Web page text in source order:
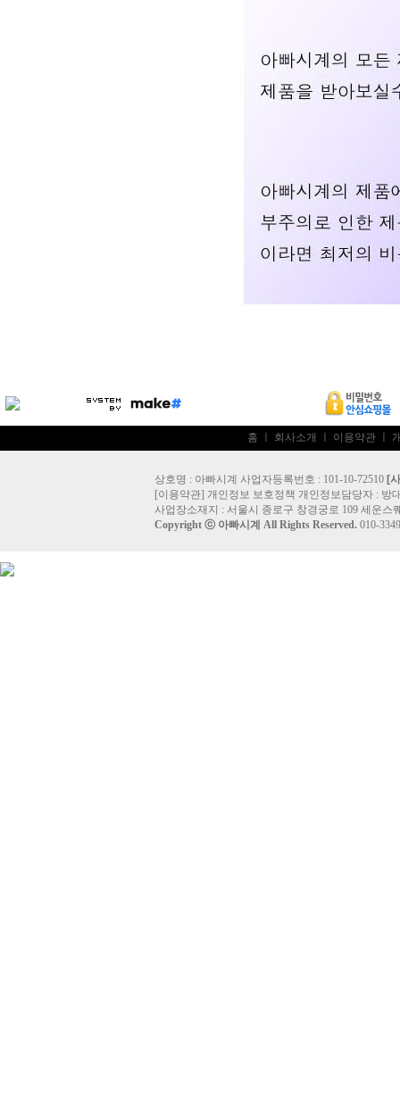
홈 회사소개 이용약관
상호명 : 아빠시계 사업자등록번호 : 101-10-72510 [
[이용약관] 개인정보 보호정책 개인정보담당자 : 방
사업장소재지 : 서울시 종로구 창경궁로 109 세운스
Copyright ⓒ 아빠시계 All Rights Reserved. 010-